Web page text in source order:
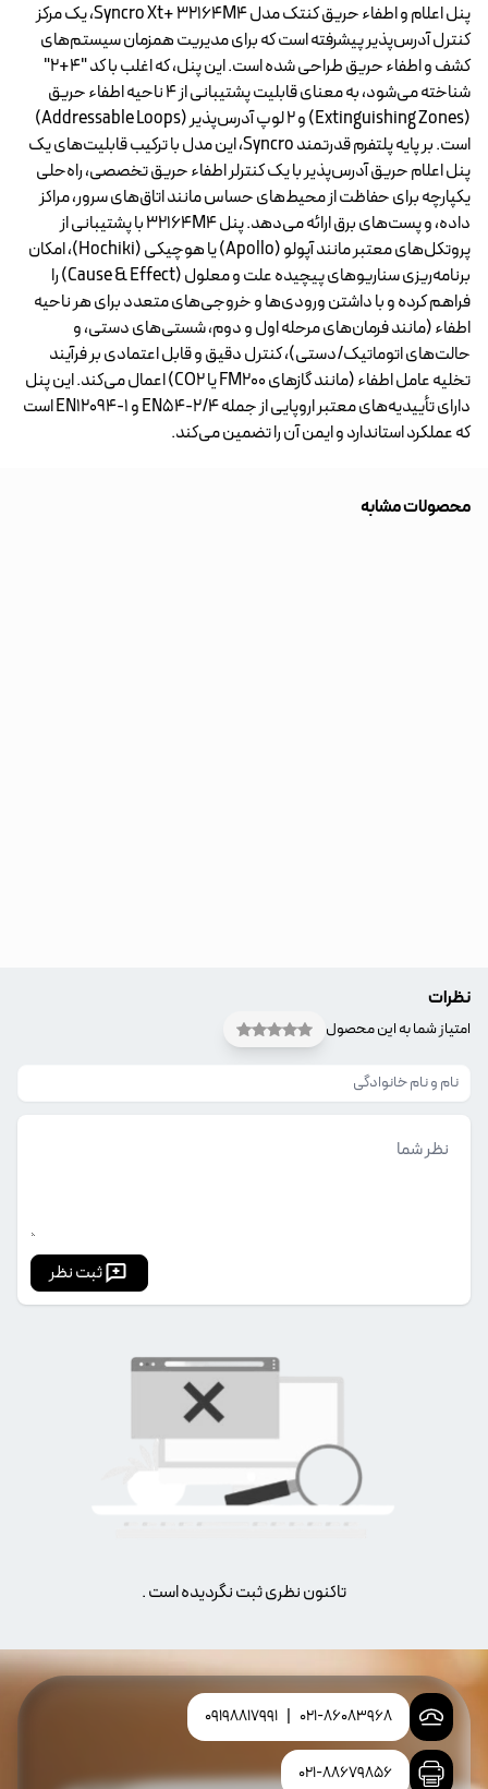
پنل اعلام و اطفاء حریق کنتک مدل Syncro Xt+ 32164M4، یک مرکز
کنترل آدرس‌پذیر پیشرفته است که برای مدیریت همزمان سیستم‌های
کشف و اطفاء حریق طراحی شده است. این پنل، که اغلب با کد "4+2"
شناخته می‌شود، به معنای قابلیت پشتیبانی از ۴ ناحیه اطفاء حریق
(Extinguishing Zones) و ۲ لوپ آدرس‌پذیر (Addressable Loops)
است. بر پایه پلتفرم قدرتمند Syncro، این مدل با ترکیب قابلیت‌های یک
پنل اعلام حریق آدرس‌پذیر با یک کنترلر اطفاء حریق تخصصی، راه‌حلی
یکپارچه برای حفاظت از محیط‌های حساس مانند اتاق‌های سرور، مراکز
داده، و پست‌های برق ارائه می‌دهد. پنل 32164M4 با پشتیبانی از
پروتکل‌های معتبر مانند آپولو (Apollo) یا هوچیکی (Hochiki)، امکان
برنامه‌ریزی سناریوهای پیچیده علت و معلول (Cause & Effect) را
فراهم کرده و با داشتن ورودی‌ها و خروجی‌های متعدد برای هر ناحیه
اطفاء (مانند فرمان‌های مرحله اول و دوم، شستی‌های دستی، و
حالت‌های اتوماتیک/دستی)، کنترل دقیق و قابل اعتمادی بر فرآیند
تخلیه عامل اطفاء (مانند گازهای FM200 یا CO2) اعمال می‌کند. این پنل
دارای تأییدیه‌های معتبر اروپایی از جمله EN54-2/4 و EN12094-1 است
که عملکرد استاندارد و ایمن آن را تضمین می‌کند.
محصولات مشابه
نظرات
امتیاز شما به این محصول
ثبت نظر
تاکنون نظری ثبت نگردیده است .
021-86083968
09198817991
021-88679856